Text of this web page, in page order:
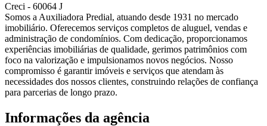
Creci - 60064 J
Somos a Auxiliadora Predial, atuando desde 1931 no mercado
imobiliário. Oferecemos serviços completos de aluguel, vendas e
administração de condomínios. Com dedicação, proporcionamos
experiências imobiliárias de qualidade, gerimos patrimônios com
foco na valorização e impulsionamos novos negócios. Nosso
compromisso é garantir imóveis e serviços que atendam às
necessidades dos nossos clientes, construindo relações de confiança
para parcerias de longo prazo.
Informações da agência